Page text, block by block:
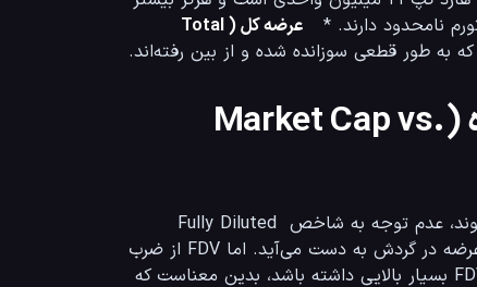
عرضه کل (Total
۲. مارکت کپ در برابر ارزش بازار رقیق‌شده (Market Cap vs.
یکی از تله‌های بزرگ و مرگبار بازار که بسیاری از تازه‌واردها در آن گرفتار می‌شوند، عدم توجه به شاخص Fully Diluted